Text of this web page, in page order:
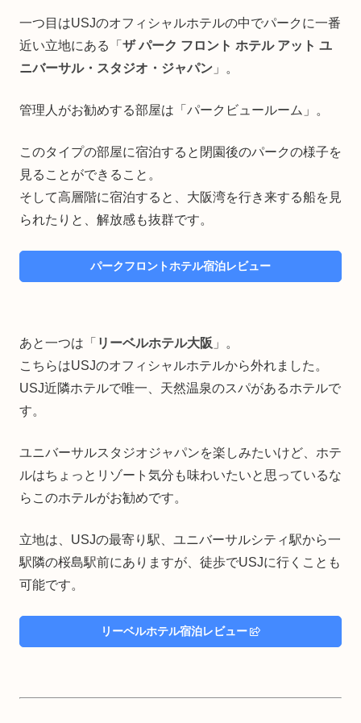
一つ目はUSJのオフィシャルホテルの中でパークに一番
近い立地にある「 ザ パーク フロント ホテル アット ユ
ニバーサル・スタジオ・ジャパン 」。
管理人がお勧めする部屋は「パークビュールーム」。
このタイプの部屋に宿泊すると閉園後のパークの様子を
見ることができること。
そして高層階に宿泊すると、大阪湾を行き来する船を見
られたりと、解放感も抜群です。
パークフロントホテル宿泊レビュー
あと一つは「 リーベルホテル大阪 」。
こちらはUSJのオフィシャルホテルから外れました。
USJ近隣ホテルで唯一、天然温泉のスパがあるホテルで
す。
ユニバーサルスタジオジャパンを楽しみたいけど、ホテ
ルはちょっとリゾート気分も味わいたいと思っているな
らこのホテルがお勧めです。
立地は、USJの最寄り駅、ユニバーサルシティ駅から一
駅隣の桜島駅前にありますが、徒歩でUSJに行くことも
可能です。
リーベルホテル宿泊レビュー